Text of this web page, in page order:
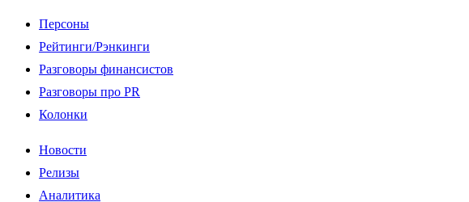
Персоны
Рейтинги/Рэнкинги
Разговоры финансистов
Разговоры про PR
Колонки
Новости
Релизы
Аналитика